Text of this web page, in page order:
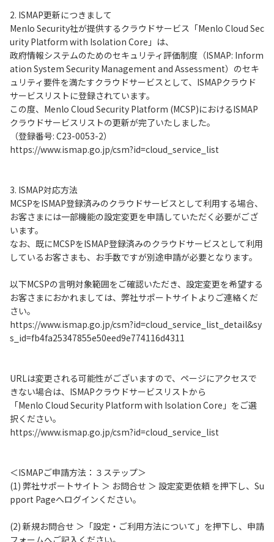
2. ISMAP更新につきまして
Menlo Security社が提供するクラウドサービス「Menlo Cloud Sec
urity Platform with Isolation Core」は、
政府情報システムのためのセキュリティ評価制度（ISMAP: Inform
ation System Security Management and Assessment）のセキ
ュリティ要件を満たすクラウドサービスとして、ISMAPクラウド
サービスリストに登録されています。
この度、Menlo Cloud Security Platform (MCSP)におけるISMAP
クラウドサービスリストの更新が完了いたしました。
（登録番号: C23-0053-2）
https://www.ismap.go.jp/csm?id=cloud_service_list
3. ISMAP対応方法
MCSPをISMAP登録済みのクラウドサービスとして利用する場合、
お客さまには一部機能の設定変更を申請していただく必要がござ
います。
なお、既にMCSPをISMAP登録済みのクラウドサービスとして利用
しているお客さまも、お手数ですが別途申請が必要となります。
以下MCSPの言明対象範囲をご確認いただき、設定変更を希望する
お客さまにおかれましては、弊社サポートサイトよりご連絡くだ
さい。
https://www.ismap.go.jp/csm?id=cloud_service_list_detail&sy
s_id=fb4fa25347855e50eed9e774116d4311
URLは変更される可能性がございますので、ページにアクセスで
きない場合は、ISMAPクラウドサービスリストから
「Menlo Cloud Security Platform with Isolation Core」をご選
択ください。
https://www.ismap.go.jp/csm?id=cloud_service_list
＜ISMAPご申請方法：３ステップ＞
(1) 弊社サポートサイト ＞ お問合せ ＞ 設定変更依頼 を押下し、Su
pport Pageへログインください。
(2) 新規お問合せ ＞「設定・ご利用方法について」を押下し、申請
フォームへご記入ください。